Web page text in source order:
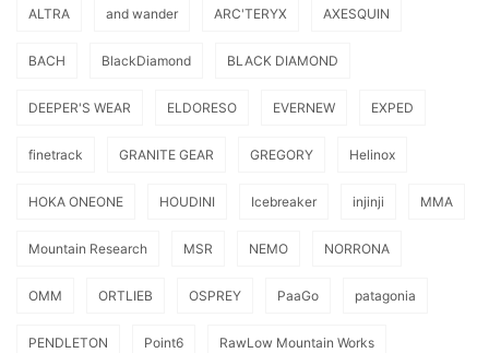
ALTRA and wander ARC'TERYX AXESQUIN
BACH BlackDiamond BLACK DIAMOND
DEEPER'S WEAR ELDORESO EVERNEW EXPED
finetrack GRANITE GEAR GREGORY Helinox
HOKA ONEONE HOUDINI Icebreaker injinji MMA
Mountain Research MSR NEMO NORRONA
OMM ORTLIEB OSPREY PaaGo patagonia
PENDLETON Point6 RawLow Mountain Works